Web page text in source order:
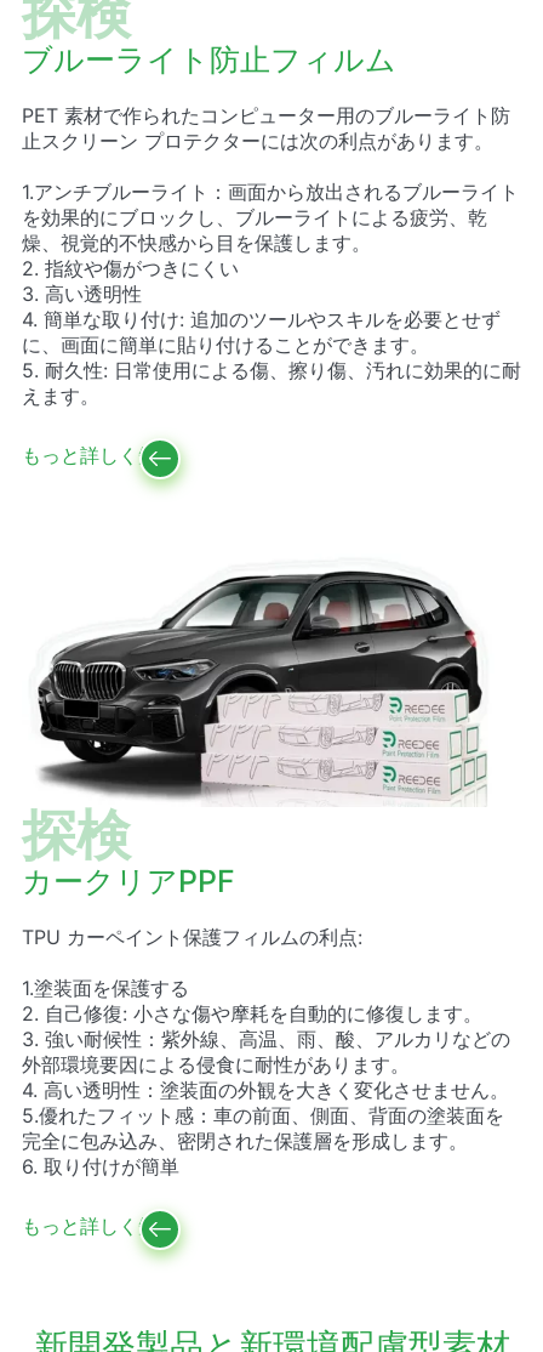
ブルーライト防止フィルム
PET 素材で作られたコンピューター用のブルーライト防
止スクリーン プロテクターには次の利点があります。
1.アンチブルーライト：画面から放出されるブルーライト
を効果的にブロックし、ブルーライトによる疲労、乾
燥、視覚的不快感から目を保護します。
2. 指紋や傷がつきにくい
3. 高い透明性
4. 簡単な取り付け: 追加のツールやスキルを必要とせず
に、画面に簡単に貼り付けることができます。
5. 耐久性: 日常使用による傷、擦り傷、汚れに効果的に耐
えます。
もっと詳しく知る
探検
カークリアPPF
TPU カーペイント保護フィルムの利点:
1.塗装面を保護する
2. 自己修復: 小さな傷や摩耗を自動的に修復します。
3. 強い耐候性：紫外線、高温、雨、酸、アルカリなどの
外部環境要因による侵食に耐性があります。
4. 高い透明性：塗装面の外観を大きく変化させません。
5.優れたフィット感：車の前面、側面、背面の塗装面を
完全に包み込み、密閉された保護層を形成します。
6. 取り付けが簡単
もっと詳しく知る